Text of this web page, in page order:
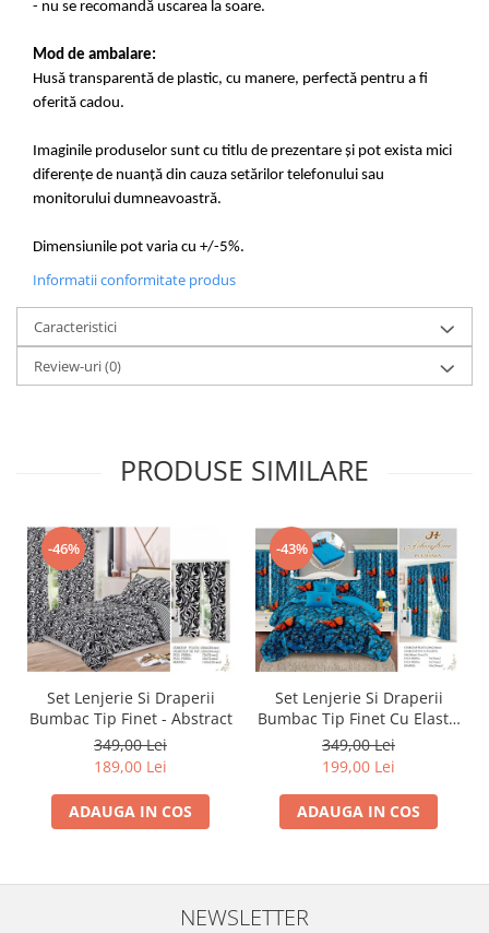
- nu se recomandă uscarea la soare.
Mod de ambalare:
Husă transparentă de plastic, cu manere, perfectă pentru a fi
oferită cadou.
Imaginile produselor sunt cu titlu de prezentare și pot exista mici
diferențe de nuanță din cauza setărilor telefonului sau
monitorului dumneavoastră.
Dimensiunile pot varia cu +/-5%.
Informatii conformitate produs
Caracteristici
Review-uri(0)
PRODUSE SIMILARE
-46%
Set Lenjerie Si Draperii
Bumbac Tip Finet - Abstract
349,00 Lei
189,00 Lei
ADAUGA IN COS
-43%
Set Lenjerie Si Draperii
Bumbac Tip Finet Cu Elastic
- Dansul Fluturilor
349,00 Lei
199,00 Lei
ADAUGA IN COS
NEWSLETTER